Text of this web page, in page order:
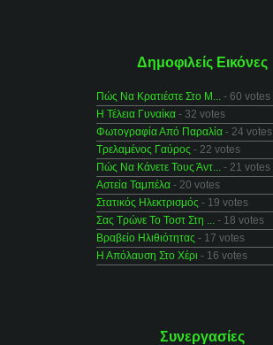
Δημοφιλείς Εικόνες
Πώς Να Κρατιέστε Στο Μ... - 60 votes
Η Τέλεια Γυναίκα - 32 votes
Φωτογραφία Από Παραλία - 24 votes
Τρελαμένος Γαύρος - 22 votes
Πώς Να Κάνετε Τους Άντ... - 21 votes
Αστεία Ταμπέλα - 20 votes
Στατικός Ηλεκτρισμός - 19 votes
Σας Τρώνε Το Τοστ Στη ... - 18 votes
Βραβείο Ηλιθιότητας - 17 votes
Η Απόλαυση Στο Χέρι - 16 votes
Συνεργασίες